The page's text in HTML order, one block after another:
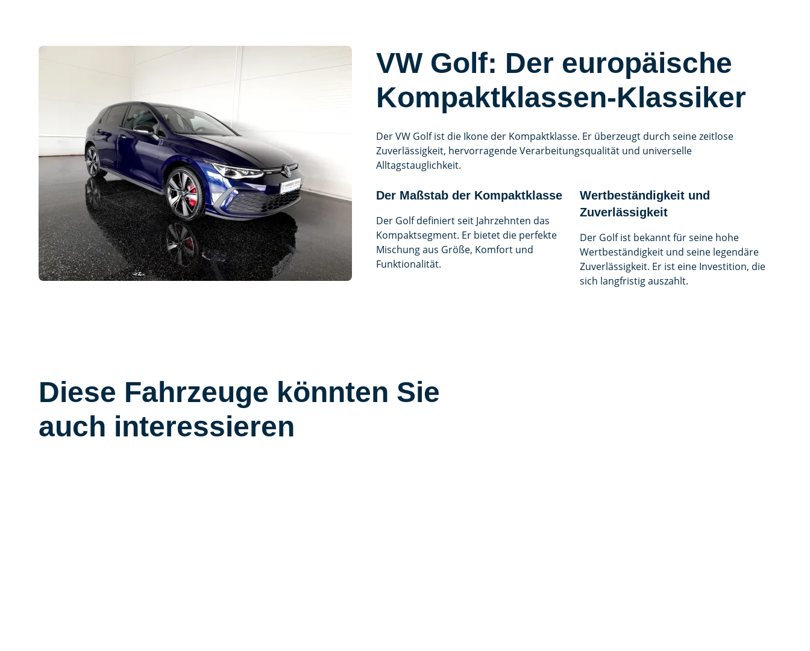
VW Golf: Der europäische
Kompaktklassen-Klassiker
Der VW Golf ist die Ikone der Kompaktklasse. Er überzeugt durch seine zeitlose
Zuverlässigkeit, hervorragende Verarbeitungsqualität und universelle
Alltagstauglichkeit.
Der Maßstab der Kompaktklasse
Der Golf definiert seit Jahrzehnten das
Kompaktsegment. Er bietet die perfekte
Mischung aus Größe, Komfort und
Funktionalität.
Wertbeständigkeit und
Zuverlässigkeit
Der Golf ist bekannt für seine hohe
Wertbeständigkeit und seine legendäre
Zuverlässigkeit. Er ist eine Investition, die
sich langfristig auszahlt.
Diese Fahrzeuge könnten Sie
auch interessieren